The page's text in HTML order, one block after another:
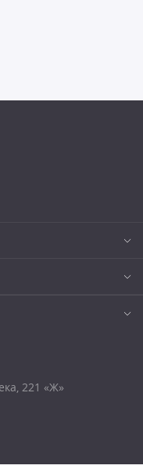
221 «Ж»